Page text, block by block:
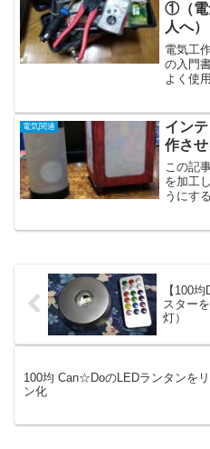
①（電
人へ）
電気工
の入門
よく使
電気関連
イン
作さ
この記
を加工
うにす
【100
スター
灯）
100均 Can☆DoのLEDランタンを
ン化